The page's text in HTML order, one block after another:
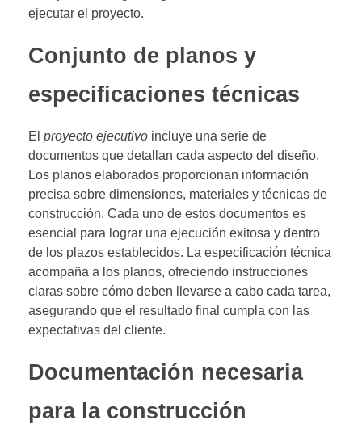
ejecutar el proyecto.
Conjunto de planos y
especificaciones técnicas
El proyecto ejecutivo incluye una serie de
documentos que detallan cada aspecto del diseño.
Los planos elaborados proporcionan información
precisa sobre dimensiones, materiales y técnicas de
construcción. Cada uno de estos documentos es
esencial para lograr una ejecución exitosa y dentro
de los plazos establecidos. La especificación técnica
acompaña a los planos, ofreciendo instrucciones
claras sobre cómo deben llevarse a cabo cada tarea,
asegurando que el resultado final cumpla con las
expectativas del cliente.
Documentación necesaria
para la construcción